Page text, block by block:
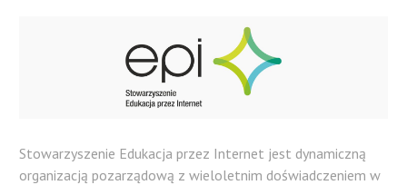
Stowarzyszenie Edukacja przez Internet jest dynamiczną
organizacją pozarządową z wieloletnim doświadczeniem w